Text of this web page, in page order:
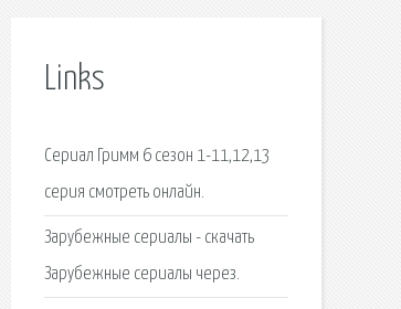
Links
Сериал Гримм 6 сезон 1-11,12,13
серия смотреть онлайн.
Зарубежные сериалы - скачать
Зарубежные сериалы через.